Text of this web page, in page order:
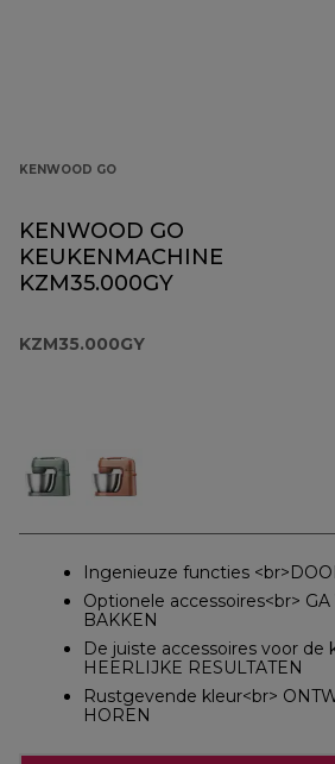
KENWOOD GO
KENWOOD GO
KEUKENMACHINE
KZM35.000GY
KZM35.000GY
Ingenieuze functies
Optionele accessoires<br>
BAKKEN
De juiste accessoires voor de
HEERLIJKE RESULTATEN
Rustgevende kleur<br>
HOREN